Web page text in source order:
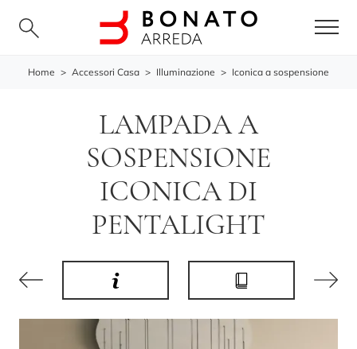
Home > Accessori Casa > Illuminazione > Iconica a sospensione
LAMPADA A
SOSPENSIONE
ICONICA DI
PENTALIGHT